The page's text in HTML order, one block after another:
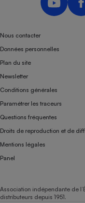
Nous contacter
Données personnelles
Plan du site
Newsletter
Conditions générales
Paramétrer les traceurs
Questions fréquentes
Droits de reproduction et de
Mentions légales
Panel
Association indépendante de
distributeurs depuis 1951.